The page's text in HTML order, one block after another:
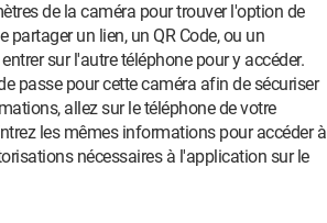
de la caméra pour trouver l'option de
un lien, un QR Code, ou un
sur l'autre téléphone pour y accéder.
passe pour cette caméra afin de sécuriser
allez sur le téléphone de votre
les mêmes informations pour accéder à
nécessaires à l'application sur le